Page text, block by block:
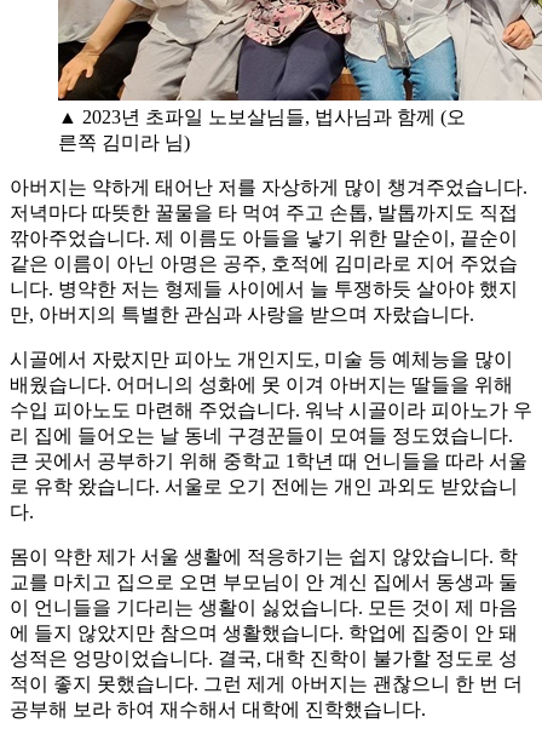
▲ 2023년 초파일 노보살님들, 법사님과 함께 (오
른쪽 김미라 님)
아버지는 약하게 태어난 저를 자상하게 많이 챙겨주었습니다.
저녁마다 따뜻한 꿀물을 타 먹여 주고 손톱, 발톱까지도 직접
깎아주었습니다. 제 이름도 아들을 낳기 위한 말순이, 끝순이
같은 이름이 아닌 아명은 공주, 호적에 김미라로 지어 주었습
니다. 병약한 저는 형제들 사이에서 늘 투쟁하듯 살아야 했지
만, 아버지의 특별한 관심과 사랑을 받으며 자랐습니다.
시골에서 자랐지만 피아노 개인지도, 미술 등 예체능을 많이
배웠습니다. 어머니의 성화에 못 이겨 아버지는 딸들을 위해
수입 피아노도 마련해 주었습니다. 워낙 시골이라 피아노가 우
리 집에 들어오는 날 동네 구경꾼들이 모여들 정도였습니다.
큰 곳에서 공부하기 위해 중학교 1학년 때 언니들을 따라 서울
로 유학 왔습니다. 서울로 오기 전에는 개인 과외도 받았습니
다.
몸이 약한 제가 서울 생활에 적응하기는 쉽지 않았습니다. 학
교를 마치고 집으로 오면 부모님이 안 계신 집에서 동생과 둘
이 언니들을 기다리는 생활이 싫었습니다. 모든 것이 제 마음
에 들지 않았지만 참으며 생활했습니다. 학업에 집중이 안 돼
성적은 엉망이었습니다. 결국, 대학 진학이 불가할 정도로 성
적이 좋지 못했습니다. 그런 제게 아버지는 괜찮으니 한 번 더
공부해 보라 하여 재수해서 대학에 진학했습니다.